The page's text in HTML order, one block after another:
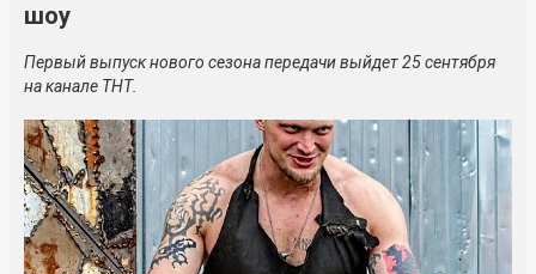
шоу
Первый выпуск нового сезона передачи выйдет 25 сентября
на канале ТНТ.